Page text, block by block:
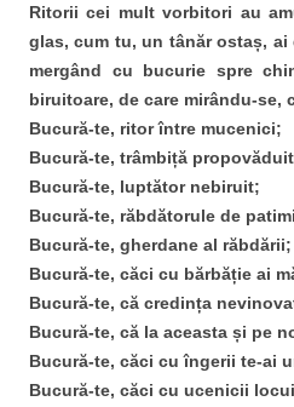
Ritorii cei mult vorbitori au
glas, cum tu, un tânăr ostaș,
mergând cu bucurie spre
biruitoare, de care mirându-se,
Bucură-te, ritor între mucenici;
Bucură-te, trâmbiță
Bucură-te, luptător nebiruit;
Bucură-te, răbdătorule de
Bucură-te, gherdane al răbdării;
Bucură-te, căci cu bărbăție ai
Bucură-te, că credința
Bucură-te, că la aceasta și pe
Bucură-te, căci cu îngerii te-ai
Bucură-te, căci cu ucenicii